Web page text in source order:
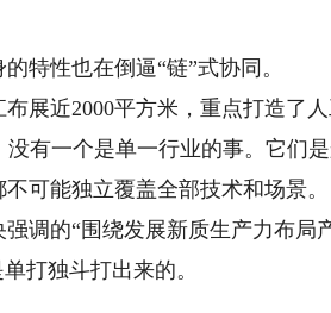
性也在倒逼“链”式协同。
近2000平方米，重点打造了人
有一个是单一行业的事。它们
可能独立覆盖全部技术和场景。
的“围绕发展新质生产力布局
打独斗打出来的。